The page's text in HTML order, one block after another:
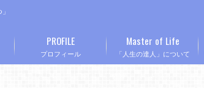
プロフィール
PROFILE
「人生の達人」について
Master of Life